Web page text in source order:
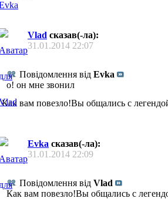
Vlad сказав(-ла):
31.01.2014 22:07
Повідомлення від Evka
о! он мне звонил
Как вам повезло!Вы общались с
Evka сказав(-ла):
31.01.2014 22:09
Повідомлення від Vlad
Как вам повезло!Вы общались с